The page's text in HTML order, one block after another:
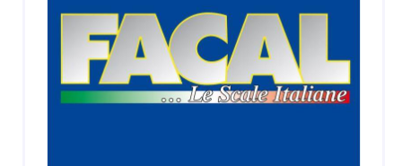
ACCESSORI, RICAMBI E COMPONENTI